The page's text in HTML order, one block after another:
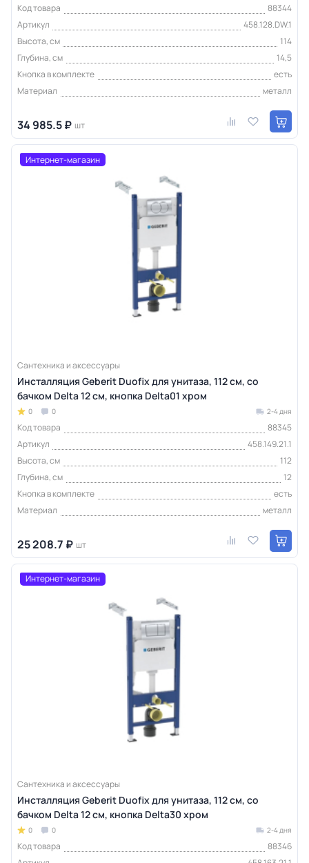
Код товара
88344
Артикул
458.128.DW.1
Высота, см
114
Глубина, см
14,5
Кнопка в комплекте
есть
Материал
металл
34 985.5 ₽ шт
Интернет-магазин
Сантехника и аксессуары
Инсталляция Geberit Duofix для унитаза, 112 см, со
бачком Delta 12 см, кнопка Delta01 хром
0 0 2-4 дня
Код товара
88345
Артикул
458.149.21.1
Высота, см
112
Глубина, см
12
Кнопка в комплекте
есть
Материал
металл
25 208.7 ₽ шт
Интернет-магазин
Сантехника и аксессуары
Инсталляция Geberit Duofix для унитаза, 112 см, со
бачком Delta 12 см, кнопка Delta30 хром
0 0 2-4 дня
Код товара
88346